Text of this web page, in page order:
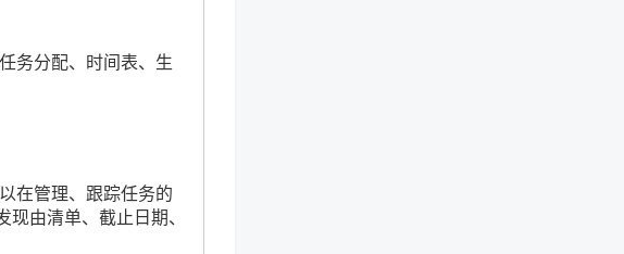
务分配、时间表、生
在管理、跟踪任务的
由清单、截止日期、